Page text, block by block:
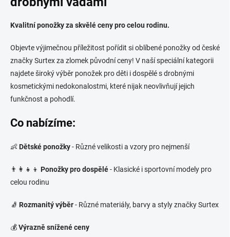
Kvalitní ponožky za skvělé ceny pro celou rodinu.
Objevte výjimečnou příležitost pořídit si oblíbené ponožky od české
značky Surtex za zlomek původní ceny! V naší speciální kategorii
najdete široký výběr ponožek pro děti i dospělé s drobnými
kosmetickými nedokonalostmi, které nijak neovlivňují jejich
funkčnost a pohodlí.
Co nabízíme:
👶Dětské ponožky- Různé velikosti a vzory pro nejmenší
👨‍👩‍👧‍👦 Ponožky pro dospělé- Klasické i sportovní modely pro
celou rodinu
🧦 Rozmanitý výběr- Různé materiály, barvy a styly značky Surtex
💰Výrazně snížené ceny